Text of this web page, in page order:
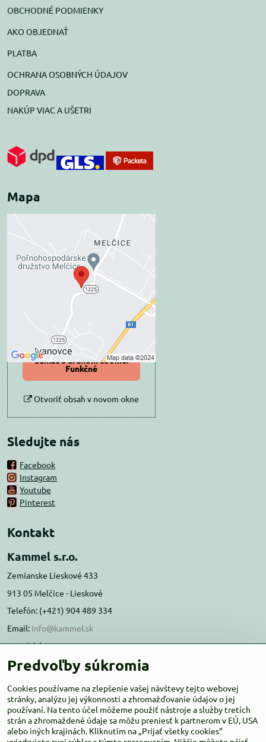
OBCHODNÉ PODMIENKY
AKO OBJEDNAŤ
PLATBA
OCHRANA OSOBNÝCH ÚDAJOV
DOPRAVA
NAKÚP VIAC A UŠETRI
Mapa
Externý obsah je
blokovaný Voľbami
súkromia
Prajete si načítať externý obsah?
Povoliť tentokrát
Povoliť a zapamätať -
súhlas s druhom cookie:
Funkčné
Otvoriť obsah v novom okne
Sledujte nás
Facebook
Instagram
Youtube
Pinterest
Kontakt
Kammel s.r.o.
Zemianske Lieskové 433
913 05 Melčice - Lieskové
Telefón: (+421) 904 489 334
Email: info@kammel.sk
Prevádzka:
Administratívna budova PD Melčice
Otváracie hodiny:PO-ŠT 8:00 - 16:00
PIA-NE Zatvorené
Predvoľby súkromia
Cookies používame na zlepšenie vašej návštevy tejto webovej
stránky, analýzu jej výkonnosti a zhromažďovanie údajov o jej
používaní. Na tento účel môžeme použiť nástroje a služby tretích
strán a zhromaždené údaje sa môžu preniesť k partnerom v EÚ, USA
alebo iných krajinách. Kliknutím na „Prijať všetky cookies“